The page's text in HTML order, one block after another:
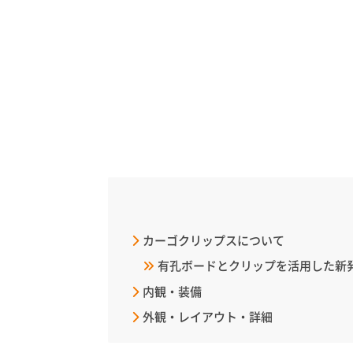
カーゴクリップスについて
有孔ボードとクリップを活用した新
内観・装備
外観・レイアウト・詳細